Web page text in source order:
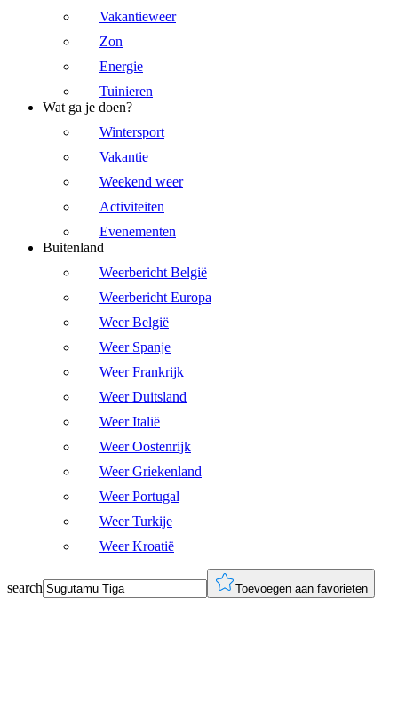
Vakantieweer
Zon
Energie
Tuinieren
Wat ga je doen?
Wintersport
Vakantie
Weekend weer
Activiteiten
Evenementen
Buitenland
Weerbericht België
Weerbericht Europa
Weer België
Weer Spanje
Weer Frankrijk
Weer Duitsland
Weer Italië
Weer Oostenrijk
Weer Griekenland
Weer Portugal
Weer Turkije
Weer Kroatië
search Toevoegen aan favorieten